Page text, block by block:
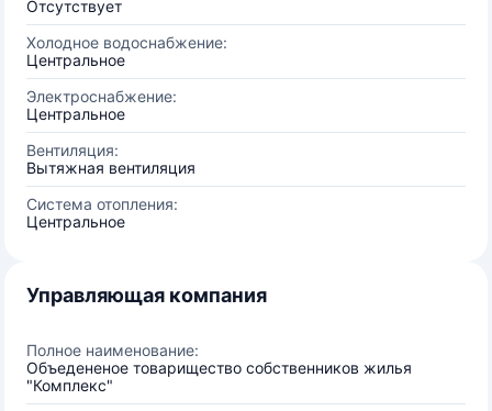
Отсутствует
Холодное водоснабжение:
Центральное
Электроснабжение:
Центральное
Вентиляция:
Вытяжная вентиляция
Система отопления:
Центральное
Управляющая компания
Полное наименование:
Объедененое товарищество собственников жилья
"Комплекс"